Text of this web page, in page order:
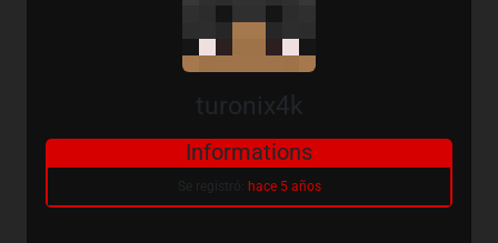
turonix4k
Informations
Se registró: hace 5 años